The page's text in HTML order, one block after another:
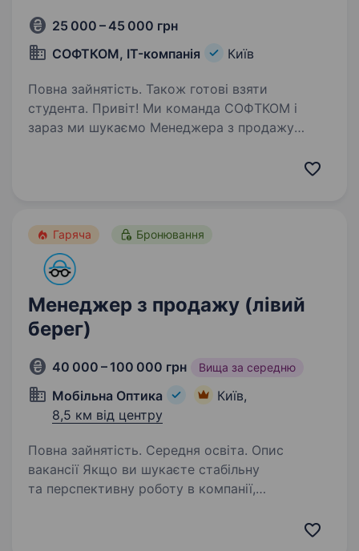
25 000 – 45 000 грн
СОФТКОМ, IT-компанія
Київ
Повна зайнятість. Також готові взяти
студента. Привіт! Ми команда СОФТКОМ і
зараз ми шукаємо Менеджера з продажу
спілкування, вміє слухати, вести переговори,
Гаряча Бронювання
Менеджер з продажу (лівий
берег)
40 000 – 100 000 грн Вища за середню
Мобільна Оптика
Київ,
8,5 км від центру
Повна зайнятість. Середня освіта. Опис
вакансії Якщо ви шукаєте стабільну
та перспективну роботу в компанії,
запрошуємо до команди «Мобільна оптика»!